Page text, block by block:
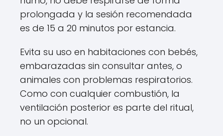
prolongada y la sesión recomendada
es de 15 a 20 minutos por estancia.
Evita su uso en habitaciones con bebés,
embarazadas sin consultar antes, o
animales con problemas respiratorios.
Como con cualquier combustión, la
ventilación posterior es parte del ritual,
no un opcional.